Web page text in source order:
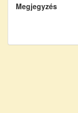
Megjegyzés